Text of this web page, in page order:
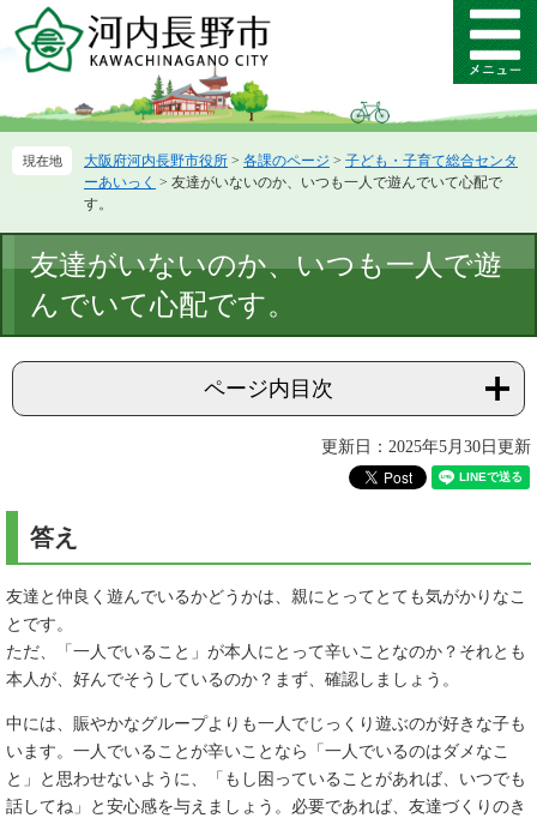
ー
先
ニ
を
本
文
メ
ニ
ー
大阪府河内長野市役所 > 各課のページ > 子ども・子育て総合センタ
ーあいっく > 友達がいないのか、いつも一人で遊んでいて心配で
す。
文
友達がいないのか、いつも一人で遊
んでいて心配です。
ページ内目次
更新日：2025年5月30日更新
答え
友達と仲良く遊んでいるかどうかは、親にとってとても気がかりなこ
とです。
ただ、「一人でいること」が本人にとって辛いことなのか？それとも
本人が、好んでそうしているのか？まず、確認しましょう。
中には、賑やかなグループよりも一人でじっくり遊ぶのが好きな子も
います。一人でいることが辛いことなら「一人でいるのはダメなこ
と」と思わせないように、「もし困っていることがあれば、いつでも
話してね」と安心感を与えましょう。必要であれば、友達づくりのき